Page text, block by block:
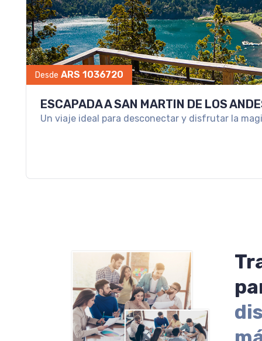
Desde ARS 1036720
ESCAPADA A SAN MARTIN DE LOS
Un viaje ideal para desconectar y disfrutar la